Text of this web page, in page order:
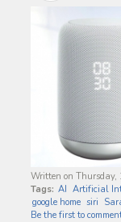
Written on
Tags: AI Artificial
google home siri
Be the first to